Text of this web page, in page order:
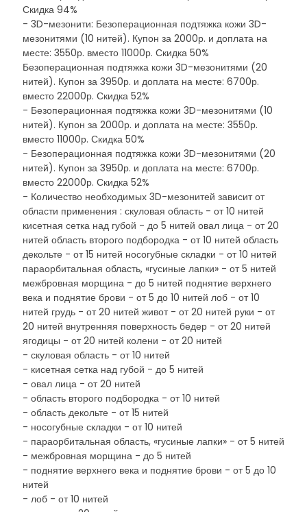
Скидка 94%
- 3D-мезонити: Безоперационная подтяжка кожи 3D-
мезонитями (10 нитей). Купон за 2000р. и доплата на
месте: 3550р. вместо 11000р. Скидка 50%
Безоперационная подтяжка кожи 3D-мезонитями (20
нитей). Купон за 3950р. и доплата на месте: 6700р.
вместо 22000р. Скидка 52%
- Безоперационная подтяжка кожи 3D-мезонитями (10
нитей). Купон за 2000р. и доплата на месте: 3550р.
вместо 11000р. Скидка 50%
- Безоперационная подтяжка кожи 3D-мезонитями (20
нитей). Купон за 3950р. и доплата на месте: 6700р.
вместо 22000р. Скидка 52%
- Количество необходимых 3D-мезонитей зависит от
области применения : скуловая область - от 10 нитей
кисетная сетка над губой - до 5 нитей овал лица - от 20
нитей область второго подбородка - от 10 нитей область
декольте - от 15 нитей носогубные складки - от 10 нитей
параорбитальная область, «гусиные лапки» - от 5 нитей
межбровная морщина - до 5 нитей поднятие верхнего
века и поднятие брови - от 5 до 10 нитей лоб - от 10
нитей грудь - от 20 нитей живот - от 20 нитей руки - от
20 нитей внутренняя поверхность бедер - от 20 нитей
ягодицы - от 20 нитей колени - от 20 нитей
- скуловая область - от 10 нитей
- кисетная сетка над губой - до 5 нитей
- овал лица - от 20 нитей
- область второго подбородка - от 10 нитей
- область декольте - от 15 нитей
- носогубные складки - от 10 нитей
- параорбитальная область, «гусиные лапки» - от 5 нитей
- межбровная морщина - до 5 нитей
- поднятие верхнего века и поднятие брови - от 5 до 10
нитей
- лоб - от 10 нитей